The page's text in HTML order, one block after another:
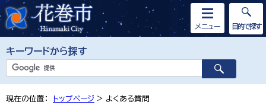
キーワードから探す
メニュー 目的で探す
現在の位置： トップページ > よくある質問